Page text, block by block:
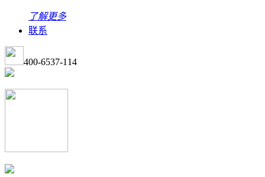
了解更多
联系
400-6537-114